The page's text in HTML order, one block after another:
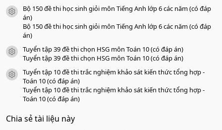
icon tài liệu
Bộ 150 đề thi học sinh giỏi môn Tiếng Anh lớp 6 các năm (có đáp
án)
Bộ 150 đề thi học sinh giỏi môn Tiếng Anh lớp 6 các năm (có đáp
án)
icon tài liệu
Tuyển tập 39 đề thi chọn HSG môn Toán 10 (có đáp án)
Tuyển tập 39 đề thi chọn HSG môn Toán 10 (có đáp án)
icon tài liệu
Tuyển tập 10 đề thi trắc nghiệm khảo sát kiến thức tổng hợp -
Toán 10 (có đáp án)
Tuyển tập 10 đề thi trắc nghiệm khảo sát kiến thức tổng hợp -
Toán 10 (có đáp án)
Chia sẻ tài liệu này